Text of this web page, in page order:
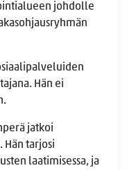
johdolle
Hän ei
jatkoi
Hän tarjosi
laatimisessa, ja